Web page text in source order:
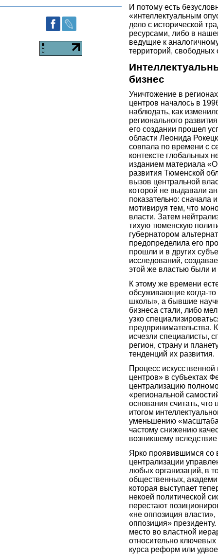
И потому есть
«интеллектуальным
дело с исторической
ресурсами, либо в
ведущие к
территорий, свободных
бизнес
Уничтожение в
центров началось в
наблюдать, как
регионального
его создании прошел
области Леонида
совпала по времени с
контексте глобальных
изданием материала
развития Тюменской
вызов центральной
которой не выдавали
показательно: сначала
мотивируя тем, что
власти. Затем
тихую тюменскую
губернатором
предопределила его
прошли и в других
исследований,
этой же властью были
К этому же времени
обсуживающие когда-
школы», а бывшие
бизнеса стали, либо
узко
предпринимательства.
исчезли специалисты,
регион, страну и
тенденций их развития.
Процесс
центров» в субъектах
централизацию
«региональной
основания считать,
итогом
уменьшению «масштаба
частому снижению
возникшему
Ярко проявившимся со
централизации
любых организаций, в
общественных,
которая выступает
некоей политической
перестают
«не оппозиция власти»,
оппозиция»
место во властной
относительно
курса реформ или